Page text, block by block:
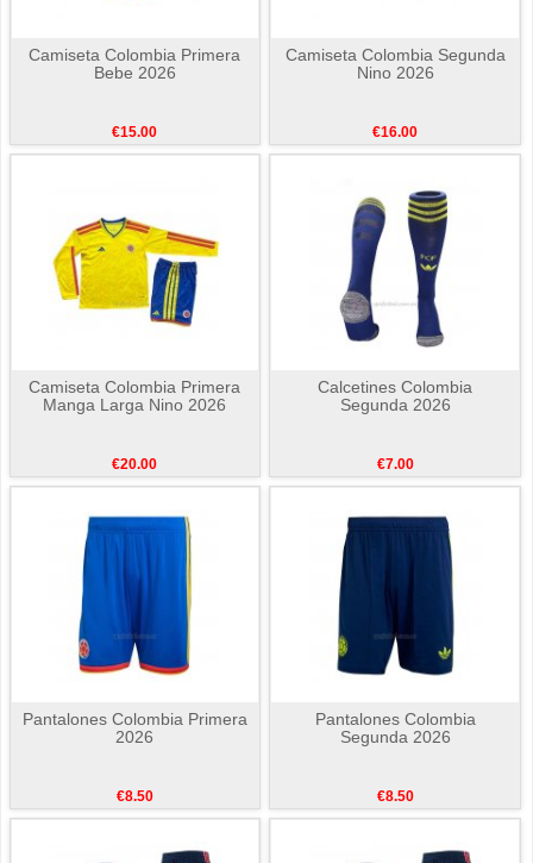
Camiseta Colombia Primera
Bebe 2026
€15.00
Camiseta Colombia Segunda
Nino 2026
€16.00
Camiseta Colombia Primera
Manga Larga Nino 2026
€20.00
Calcetines Colombia
Segunda 2026
€7.00
Pantalones Colombia Primera
2026
€8.50
Pantalones Colombia
Segunda 2026
€8.50